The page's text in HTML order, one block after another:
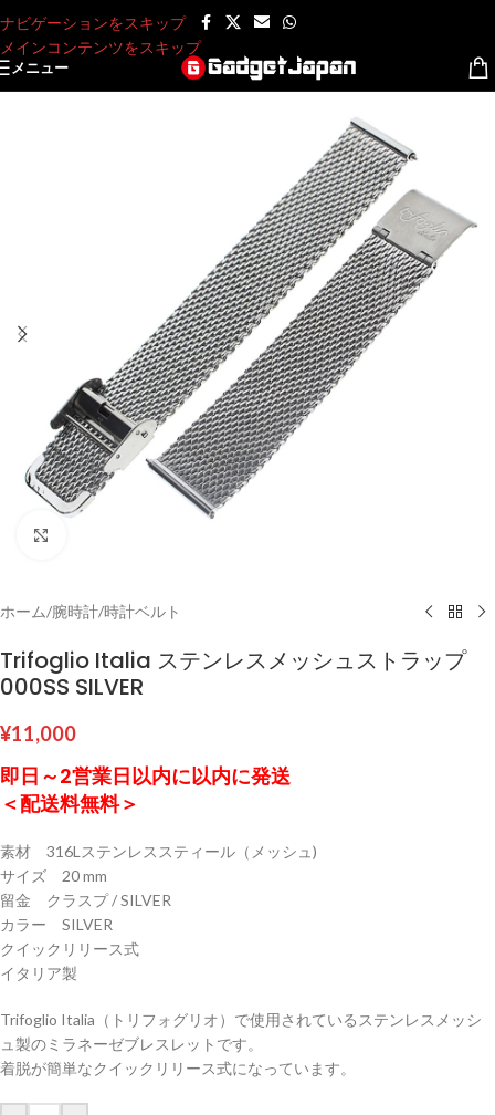
ナビゲーションをスキップ
メインコンテンツをスキップ
メニュー
ホーム/腕時計/時計ベルト
Trifoglio Italia ステンレスメッシュストラップ
000SS SILVER
¥11,000
即日～2営業日以内に以内に発送
＜配送料無料＞
素材 316Lステンレススティール（メッシュ)
サイズ 20 mm
留金 クラスプ / SILVER
カラー SILVER
クイックリリース式
イタリア製
Trifoglio Italia（トリフォグリオ）で使用されているステンレスメッシ
ュ製のミラネーゼブレスレットです。
着脱が簡単なクイックリリース式になっています。